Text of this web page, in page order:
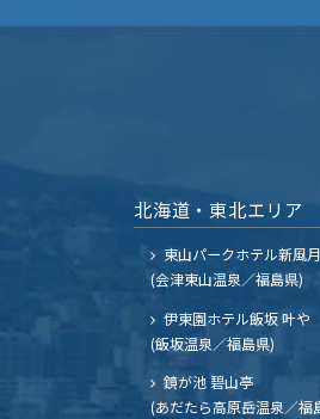
北海道・東北エリア
東山パークホテル新風月
(会津東山温泉／福島県)
伊東園ホテル飯坂 叶や
(飯坂温泉／福島県)
鏡が池 碧山亭
(あだたら高原岳温泉／福